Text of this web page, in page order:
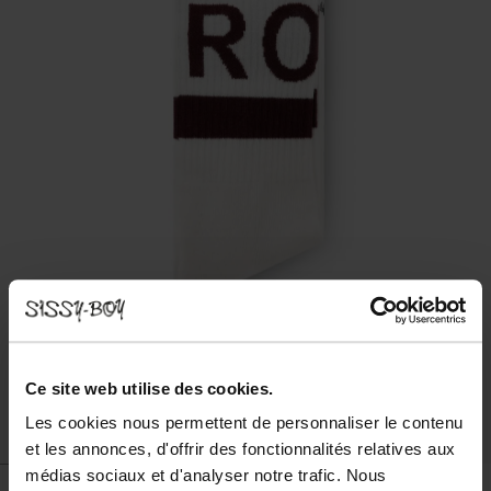
Ce site web utilise des cookies.
Les cookies nous permettent de personnaliser le contenu
et les annonces, d'offrir des fonctionnalités relatives aux
médias sociaux et d'analyser notre trafic. Nous